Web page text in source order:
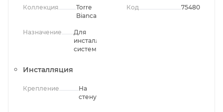
Коллекция
Torre
Bianca
Назначение
Для
инсталляционных
систем
Код 75480
Инсталляция
Крепление
На
стену